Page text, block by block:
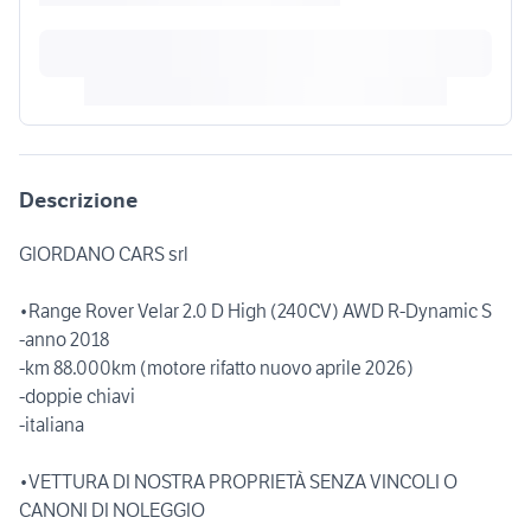
Descrizione
GIORDANO CARS srl
•Range Rover Velar 2.0 D High (240CV) AWD R-Dynamic S
-anno 2018
-km 88.000km (motore rifatto nuovo aprile 2026)
-doppie chiavi
-italiana
•VETTURA DI NOSTRA PROPRIETÀ SENZA VINCOLI O
CANONI DI NOLEGGIO